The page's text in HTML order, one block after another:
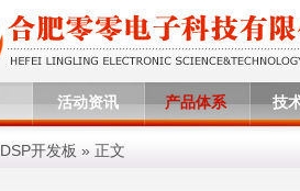
活动资讯 产品体系 技
DSP开发板 » 正文